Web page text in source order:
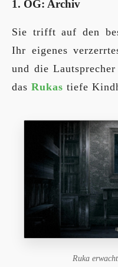
1. OG: Archiv
Sie trifft auf den
Ihr eigenes
und die
das Rukas tiefe
Ruka